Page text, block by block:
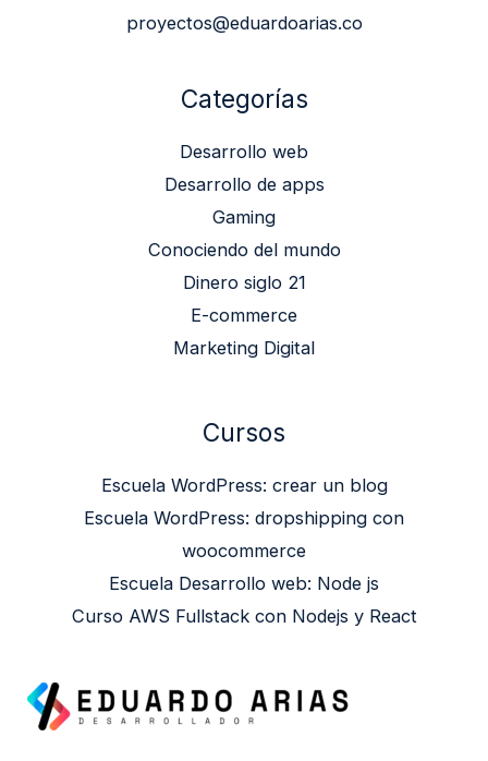
proyectos@eduardoarias.co
Categorías
Desarrollo web
Desarrollo de apps
Gaming
Conociendo del mundo
Dinero siglo 21
E-commerce
Marketing Digital
Cursos
Escuela WordPress: crear un blog
Escuela WordPress: dropshipping con
woocommerce
Escuela Desarrollo web: Node js
Curso AWS Fullstack con Nodejs y React